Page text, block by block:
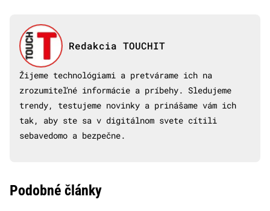
Redakcia TOUCHIT
Žijeme technológiami a pretvárame ich na
zrozumiteľné informácie a príbehy. Sledujeme
trendy, testujeme novinky a prinášame vám ich
tak, aby ste sa v digitálnom svete cítili
sebavedomo a bezpečne.
Podobné články